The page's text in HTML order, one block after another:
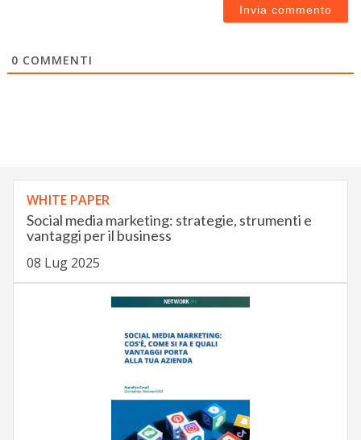
0 COMMENTI
WHITE PAPER
Social media marketing: strategie, strumenti e
vantaggi per il business
08 Lug 2025